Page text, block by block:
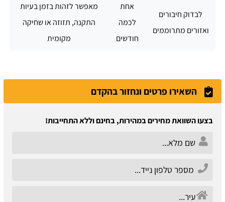
לבדוק חיבורים
ואזורים מתרוממים
אחת
לכמה
חודשים
מאפשר לזהות בזמן בעיות
התקנה, תזוזה או שחיקה
מקומית
השאירו פרטים ונחזור בהקדם
בצעו השוואת מחירים במהירות, בחינם וללא התחייבות!